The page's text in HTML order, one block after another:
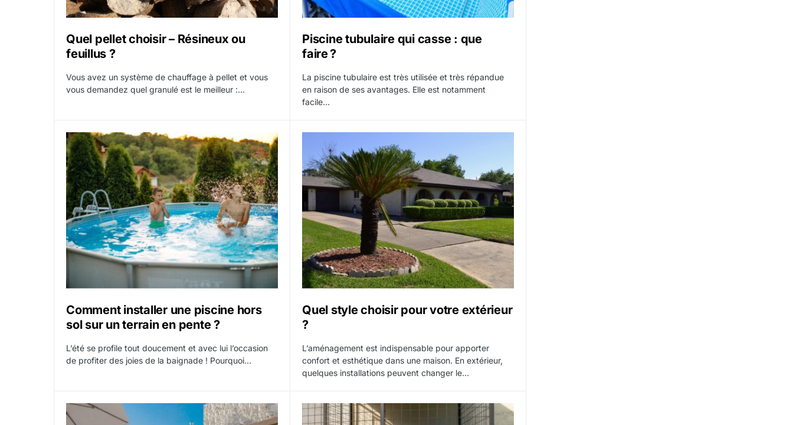
Quel pellet choisir – Résineux ou
feuillus ?
Vous avez un système de chauffage à pellet et vous
vous demandez quel granulé est le meilleur :…
Piscine tubulaire qui casse : que
faire ?
La piscine tubulaire est très utilisée et très répandue
en raison de ses avantages. Elle est notamment
facile…
Comment installer une piscine hors
sol sur un terrain en pente ?
L’été se profile tout doucement et avec lui l’occasion
de profiter des joies de la baignade ! Pourquoi…
Quel style choisir pour votre extérieur
?
L’aménagement est indispensable pour apporter
confort et esthétique dans une maison. En extérieur,
quelques installations peuvent changer le…